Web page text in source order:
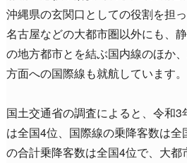
沖縄県の玄関口としての役割を担
名古屋などの大都市圏以外にも、
の地方都市とを結ぶ国内線のほか
方面への国際線も就航しています。
国土交通省の調査によると、令和
は全国4位、国際線の乗降客数は
の合計乗降客数は全国4位で、大